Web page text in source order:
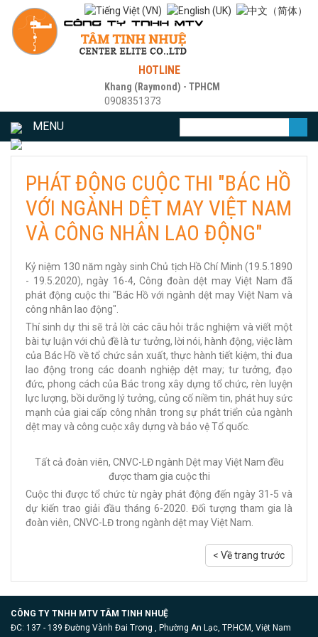
HOTLINE
Khang (Raymond) - TPHCM
0908351373
MENU
PHÁT ĐỘNG CUỘC THI "BÁC HỒ
VỚI NGÀNH DỆT MAY VIỆT NAM
VÀ CÔNG NHÂN LAO ĐỘNG"
Kỷ niệm 130 năm ngày sinh Chủ tịch Hồ Chí Minh (19.5.1890
- 19.5.2020), ngày 16-4, Công đoàn dệt may Việt Nam đã
phát động cuộc thi "Bác Hồ với ngành dệt may Việt Nam và
công nhân lao động".
Thí sinh dự thi sẽ trả lời các câu hỏi trắc nghiệm và viết một
bài tự luận với chủ đề là tư tưởng, lời nói, hành động, việc làm
của Bác Hồ về tổ chức sản xuất, thực hành tiết kiệm, thi đua
lao động trong các doanh nghiệp dệt may; tư tưởng, đạo
đức, phong cách của Bác trong xây dựng tổ chức, rèn luyện
lực lượng, bồi dưỡng lý tưởng, củng cố niềm tin, phát huy sức
mạnh của giai cấp công nhân trong sự phát triển của ngành
dệt may và công cuộc xây dựng và bảo vệ Tổ quốc.
Tất cả đoàn viên, CNVC-LĐ ngành Dệt may Việt Nam đều
được tham gia cuộc thi
Cuộc thi được tổ chức từ ngày phát động đến ngày 31-5 và
dự kiến trao giải đầu tháng 6-2020. Đối tượng tham gia là
đoàn viên, CNVC-LĐ trong ngành dệt may Việt Nam.
< Về trang trước
CÔNG TY TNHH MTV TÂM TINH NHUỆ
ĐC: 137 - 139 Đường Vành Đai Trong , Phường An Lạc, TP.HCM, Việt Nam